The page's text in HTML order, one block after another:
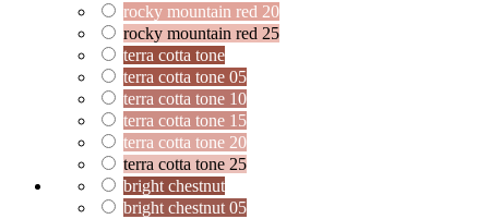
rocky mountain red 20
rocky mountain red 25
terra cotta tone
terra cotta tone 05
terra cotta tone 10
terra cotta tone 15
terra cotta tone 20
terra cotta tone 25
bright chestnut
bright chestnut 05